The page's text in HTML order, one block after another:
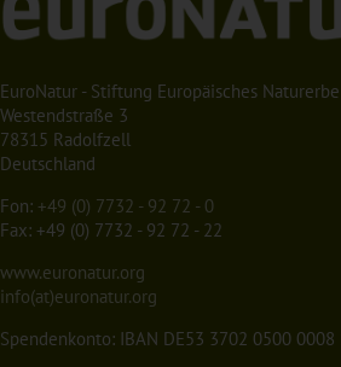
EuroNatur - Stiftung Europäisches Naturerbe
Westendstraße 3
78315 Radolfzell
Deutschland
Fon: +49 (0) 7732 - 92 72 - 0
Fax: +49 (0) 7732 - 92 72 - 22
www.euronatur.org
info(at)euronatur.org
Spendenkonto: IBAN DE53 3702 0500 0008